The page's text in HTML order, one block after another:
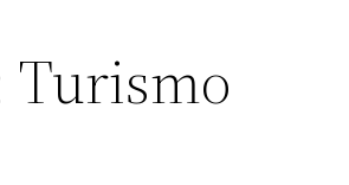
Turismo